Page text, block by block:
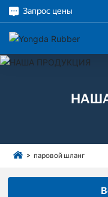
Запрос цены
О НАС
ПРОЕКТ
паровой шланг